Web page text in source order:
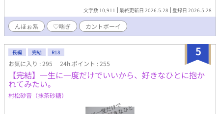
文字数 10,911 最終更新日 2026.5.28 登録日 2026.5.28
んほぉ系 ♡喘ぎ カントボーイ
5
長編 完結 R18
お気に入り : 295 24h.ポイント : 255
【完結】一生に一度だけでいいから、好きなひとに抱か
れてみたい。
村松砂音（抹茶砂糖）